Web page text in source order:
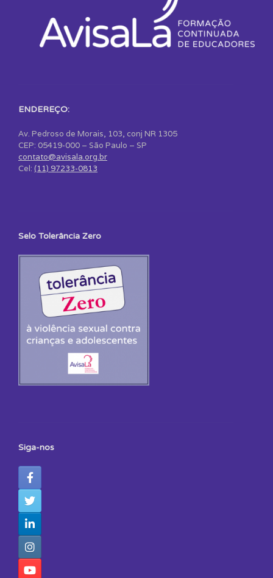
ENDEREÇO:
Av. Pedroso de Morais, 103, conj NR 1305
CEP: 05419-000 – São Paulo – SP
contato@avisala.org.br
Cel: (11) 97233-0813
Selo Tolerância Zero
Siga-nos